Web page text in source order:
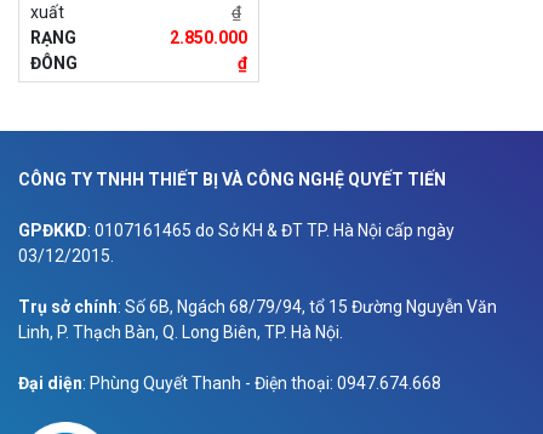
xuất
RẠNG
ĐÔNG
₫
2.850.000
₫
CÔNG TY TNHH THIẾT BỊ VÀ CÔNG NGHỆ QUYẾT TIẾN
GPĐKKD: 0107161465 do Sở KH & ĐT TP. Hà Nội cấp ngày
03/12/2015.
Trụ sở chính: Số 6B, Ngách 68/79/94, tổ 15 Đường Nguyễn Văn
Linh, P. Thạch Bàn, Q. Long Biên, TP. Hà Nội.
Đại diện: Phùng Quyết Thanh - Điện thoại: 0947.674.668